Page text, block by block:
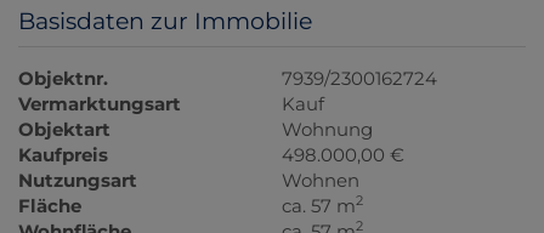
Basisdaten zur Immobilie
Objektnr.
7939/2300162724
Vermarktungsart
Kauf
Objektart
Wohnung
Kaufpreis
498.000,00 €
Nutzungsart
Wohnen
Fläche
ca. 57 m2
2